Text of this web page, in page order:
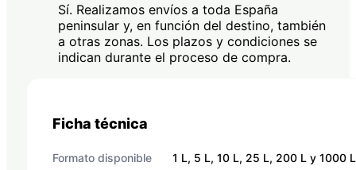
Sí. Realizamos envíos a toda España
peninsular y, en función del destino, también
a otras zonas. Los plazos y condiciones se
indican durante el proceso de compra.
Ficha técnica
Formato disponible
1 L, 5 L, 10 L, 25 L, 200 L y 1000 L